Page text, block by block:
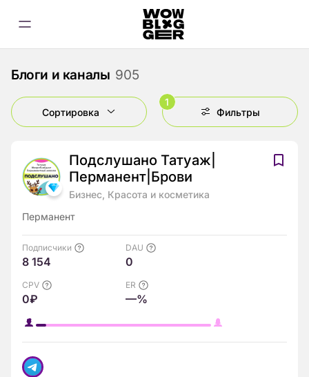
Блоги и каналы 905
Сортировка
1
Фильтры
Подслушано Татуаж|
Перманент|Брови
Бизнес, Красота и косметика
Перманент
Подписчики
8 154
DAU
0
CPV
0₽
ER
—%